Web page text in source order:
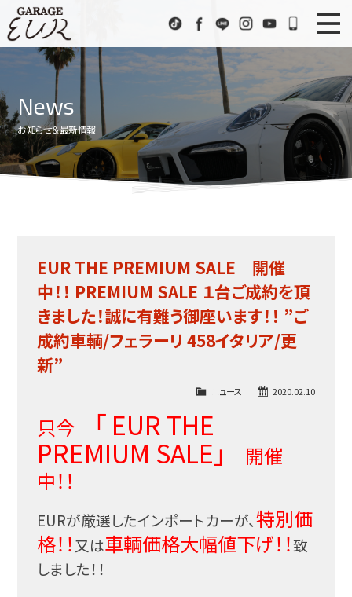
TikTokFacebook
LINE InstagramYoutube072-
ニュース
Stock List
在庫車情報
EUR Sports
EURスポーツ
アクセス
Contact us
お問い合わせ
News
お知らせ＆最新情報
EUR THE PREMIUM SALE 開催
中！！ PREMIUM SALE １台ご成約を頂
きました！誠に有難う御座います！！ ”ご
成約車輌/フェラーリ 458イタリア/更
新”
2020.02.10
ニュース
只今 「 EUR THE
PREMIUM SALE」
開催
中！！
EURが厳選したインポートカーが、特別価
格！！又は車輌価格大幅値下げ！！致
しました！！